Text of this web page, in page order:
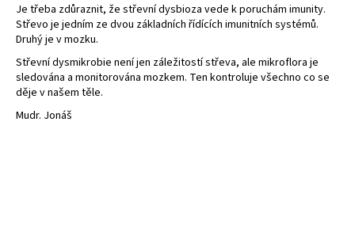
Je třeba zdůraznit, že střevní dysbioza vede k poruchám imunity.
Střevo je jedním ze dvou základních řídících imunitních systémů.
Druhý je v mozku.
Střevní dysmikrobie není jen záležitostí střeva, ale mikroflora je
sledována a monitorována mozkem. Ten kontroluje všechno co se
děje v našem těle.
Mudr. Jonáš